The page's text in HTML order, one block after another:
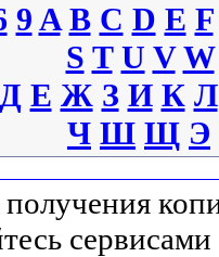
9 A B C D E F
S T U V W
Д Е Ж З И К Л
Ч Ш Щ Э
сервисами